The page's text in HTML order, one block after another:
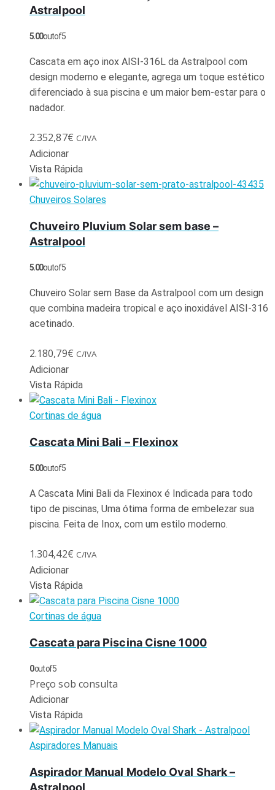
Astralpool
5.00out of 5
Cascata em aço inox AISI-316L da Astralpool com
design moderno e elegante, agrega um toque estético
diferenciado à sua piscina e um maior bem-estar para o
nadador.
2.352,87€ C/IVA
Adicionar
Vista Rápida
Chuveiros Solares
Chuveiro Pluvium Solar sem base –
Astralpool
5.00out of 5
Chuveiro Solar sem Base da Astralpool com um design
que combina madeira tropical e aço inoxidável AISI-316
acetinado.
2.180,79€ C/IVA
Adicionar
Vista Rápida
Cortinas de água
Cascata Mini Bali – Flexinox
5.00out of 5
A Cascata Mini Bali da Flexinox é Indicada para todo
tipo de piscinas, Uma ótima forma de embelezar sua
piscina. Feita de Inox, com um estilo moderno.
1.304,42€ C/IVA
Adicionar
Vista Rápida
Cortinas de água
Cascata para Piscina Cisne 1000
0out of 5
Preço sob consulta
Adicionar
Vista Rápida
Aspiradores Manuais
Aspirador Manual Modelo Oval Shark –
Astralpool